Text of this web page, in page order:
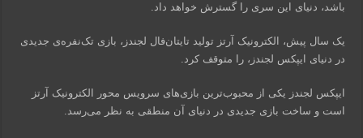
باشد، دنیای این سری را گسترش خواهد داد.
یک سال پیش، الکترونیک آرتز تولید تایتان‌فال لجندز، بازی تک‌نفره‌ی جدیدی
در دنیای ایپکس لجندز، را متوقف کرد.
ایپکس لجندز یکی از محبوب‌ترین بازی‌های سرویس محور الکترونیک آرتز
است و ساخت بازی جدیدی در دنیای آن منطقی به نظر می‌رسد.